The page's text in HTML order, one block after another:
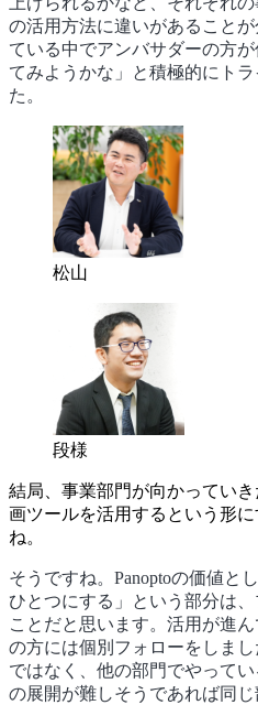
の活用方法に違いがあること
ている中でアンバサダーの方
てみようかな」と積極的にト
た。
松山
段様
結局、事業部門が向かってい
画ツールを活用するという形
ね。
そうですね。Panoptoの価値と
ひとつにする」という部分は
ことだと思います。活用が進
の方には個別フォローをしま
ではなく、他の部門でやって
の展開が難しそうであれば同